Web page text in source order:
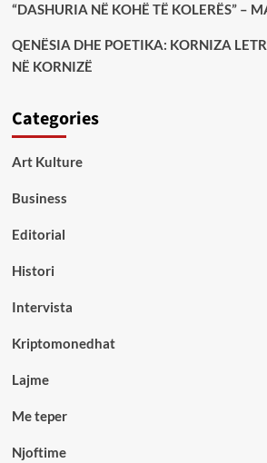
“DASHURIA NË KOHË TË KOLERËS” –
QENËSIA DHE POETIKA: KORNIZA
NË KORNIZË
Categories
Art Kulture
Business
Editorial
Histori
Intervista
Kriptomonedhat
Lajme
Me teper
Njoftime